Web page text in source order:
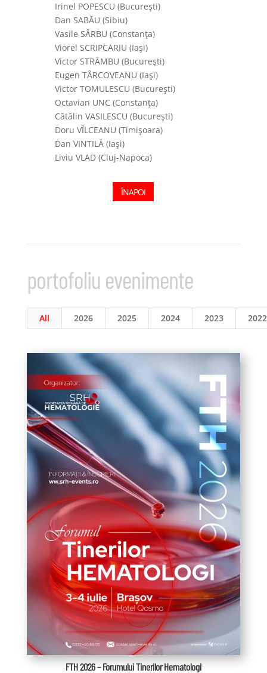
Irinel POPESCU (Bucureşti)
Dan SABĂU (Sibiu)
Vasile SÂRBU (Constanţa)
Viorel SCRIPCARIU (Iaşi)
Victor STRÂMBU (Bucureşti)
Eugen TÂRCOVEANU (Iaşi)
Victor TOMULESCU (Bucureşti)
Octavian UNC (Constanţa)
Cătălin VASILESCU (Bucureşti)
Doru VȊLCEANU (Timişoara)
Dan VINTILĂ (Iaşi)
Liviu VLAD (Cluj-Napoca)
ÎNAPOI
portofoliu evenimente
All 2022
2023
2024
2025
2026
FTH 2026 – Forumului Tinerilor Hematologi